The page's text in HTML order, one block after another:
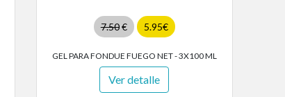
7.50€ 5.95€
GEL PARA FONDUE FUEGO NET - 3X100 ML
Ver detalle